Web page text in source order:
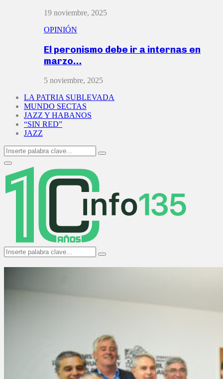
19 noviembre, 2025
OPINIÓN
El peronismo debe ir a internas en
marzo…
5 noviembre, 2025
LA PATRIA SUBLEVADA
MUNDO SECTAS
JAZZ Y HABANOS
“SIN RED”
JAZZ
Search
for:
Search
Primary
Menu
Search
for:
Search